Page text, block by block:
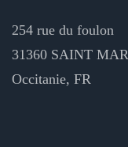
254 rue du foulon
31360 SAINT
Occitanie, FR